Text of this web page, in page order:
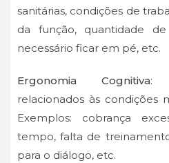
sanitárias, condições de
da função, quantidade
necessário ficar em pé, etc.
Ergonomia Cognitiva:
relacionados às condições
Exemplos: cobrança
tempo, falta de
para o diálogo, etc.